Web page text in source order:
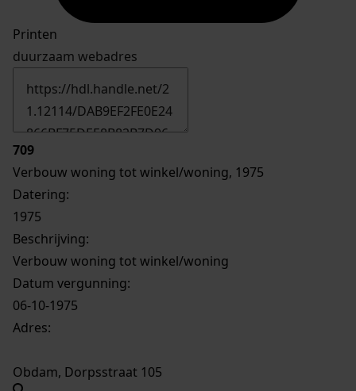
Printen
duurzaam webadres
709
Verbouw woning tot winkel/woning, 1975
Datering:
1975
Beschrijving:
Verbouw woning tot winkel/woning
Datum vergunning:
06-10-1975
Adres:
Obdam, Dorpsstraat 105